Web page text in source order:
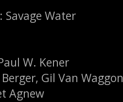
Savage Water
W. Kener
Berger, Gil Van
Agnew